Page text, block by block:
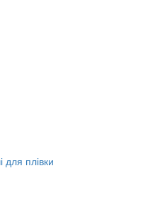
для плівки